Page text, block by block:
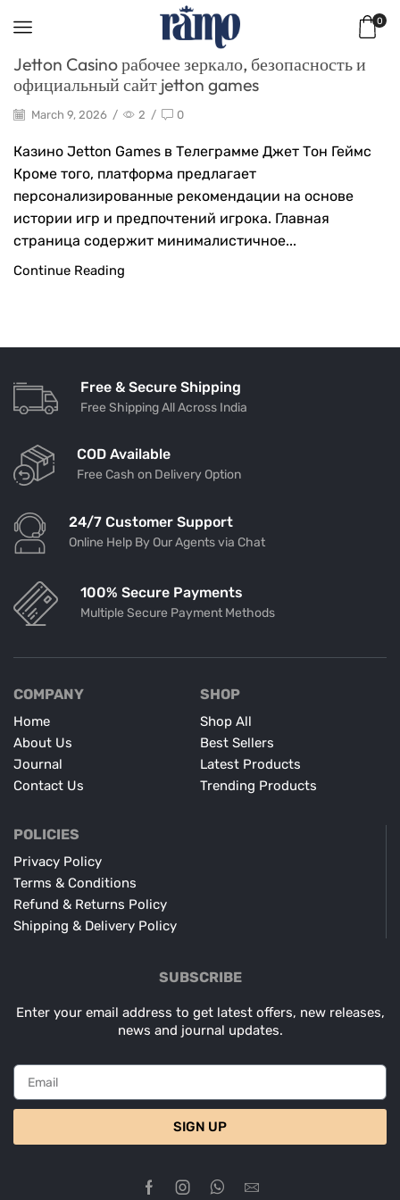
0
Jetton Casino рабочее зеркало, безопасность и
официальный сайт jetton games
March 9, 2026 / 2 / 0
Казино Jetton Games в Телеграмме Джет Тон Геймс
Кроме того, платформа предлагает
персонализированные рекомендации на основе
истории игр и предпочтений игрока. Главная
страница содержит минималистичное...
Continue Reading
Free & Secure Shipping
Free Shipping All Across India
COD Available
Free Cash on Delivery Option
24/7 Customer Support
Online Help By Our Agents via Chat
100% Secure Payments
Multiple Secure Payment Methods
COMPANY
Home
About Us
Journal
Contact Us
SHOP
Shop All
Best Sellers
Latest Products
Trending Products
POLICIES
Privacy Policy
Terms & Conditions
Refund & Returns Policy
Shipping & Delivery Policy
SUBSCRIBE
Enter your email address to get latest offers, new releases,
news and journal updates.
SIGN UP